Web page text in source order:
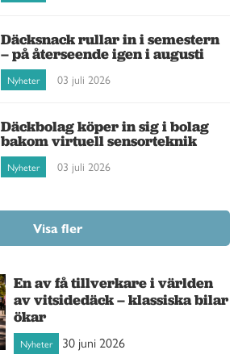
Däcksnack rullar in i semestern
– på återseende igen i augusti
Nyheter 03 juli 2026
Däckbolag köper in sig i bolag
bakom virtuell sensorteknik
Nyheter 03 juli 2026
Visa fler
En av få tillverkare i världen
av vitsidedäck – klassiska bilar
ökar
Nyheter 30 juni 2026